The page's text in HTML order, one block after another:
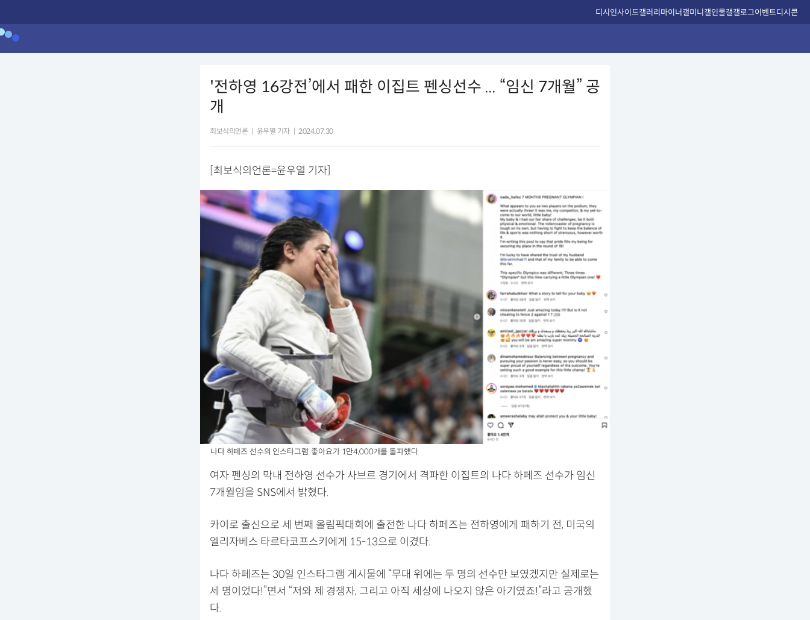
디시인사이드갤러리마이너갤미니갤인물갤갤로그이벤트디시콘
'전하영 16강전’에서 패한 이집트 펜싱선수 ... “임신 7개월” 공
개
최보식의언론 윤우열 기자 2024.07.30
[최보식의언론=윤우열 기자]
나다 하페즈 선수의 인스타그램. 좋아요가 1만4,000개를 돌파했다.
여자 펜싱의 막내 전하영 선수가 사브르 경기에서 격파한 이집트의 나다 하페즈 선수가 임신
7개월임을 SNS에서 밝혔다.
카이로 출신으로 세 번째 올림픽대회에 출전한 나다 하페즈는 전하영에게 패하기 전, 미국의
엘리자베스 타르타코프스키에게 15-13으로 이겼다.
나다 하페즈는 30일 인스타그램 게시물에 “무대 위에는 두 명의 선수만 보였겠지만 실제로는
세 명이었다!”면서 “저와 제 경쟁자, 그리고 아직 세상에 나오지 않은 아기였죠!”라고 공개했
다.